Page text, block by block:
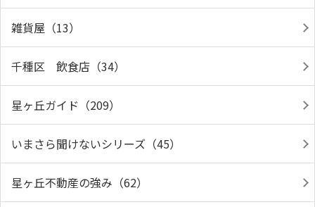
雑貨屋（13）
千種区 飲食店（34）
星ヶ丘ガイド（209）
いまさら聞けないシリーズ（45）
星ヶ丘不動産の強み（62）